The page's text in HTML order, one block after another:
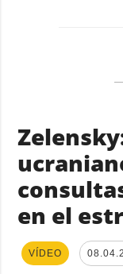
en el
VÍDEO